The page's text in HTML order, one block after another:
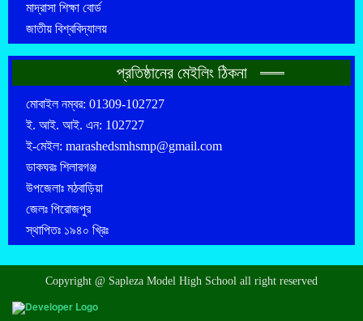
মাদ্রাসা শিক্ষা বোর্ড
জাতীয় বিশ্ববিদ্যালয়
প্রতিষ্ঠানের মেইলিং ঠিকনা
মোবাইল নম্বর: 01309-102727
ই. আই. আই. এন: 102727
ই-মেইল: marashedsmhsmp@gmail.com
ডাকঘরঃ শিলারগঞ্জ
উপজেলাঃ মঠবাড়িয়া
জেলঃ পিরোজপুর
স্থাপিতঃ ১৯৪০ খ্রিঃ
Copyright @ Sapleza Model High School all right reserved